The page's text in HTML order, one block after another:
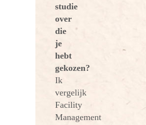
studie
over
die
je
hebt
gekozen?
Ik
vergelijk
Facility
Management